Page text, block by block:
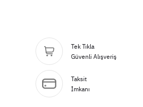
Tek Tıkla
Güvenli Alışveriş
Taksit
İmkanı